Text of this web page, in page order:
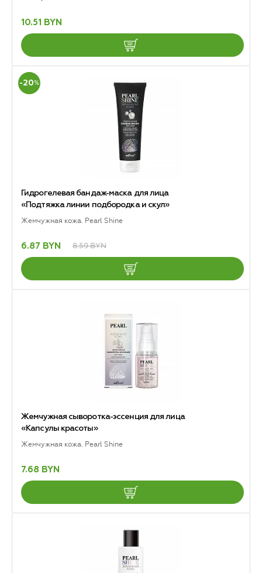
10.51 BYN
-20%
Гидрогелевая бандаж-маска для лица
«Подтяжка линии подбородка и скул»
Жемчужная кожа. Pearl Shine
6.87 BYN 8.59 BYN
Жемчужная сыворотка-эссенция для лица
«Капсулы красоты»
Жемчужная кожа. Pearl Shine
7.68 BYN